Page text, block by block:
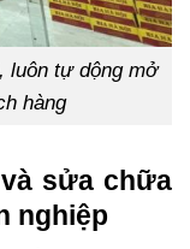
luôn tự dộng mở
hàng
sửa chữa
nghiệp